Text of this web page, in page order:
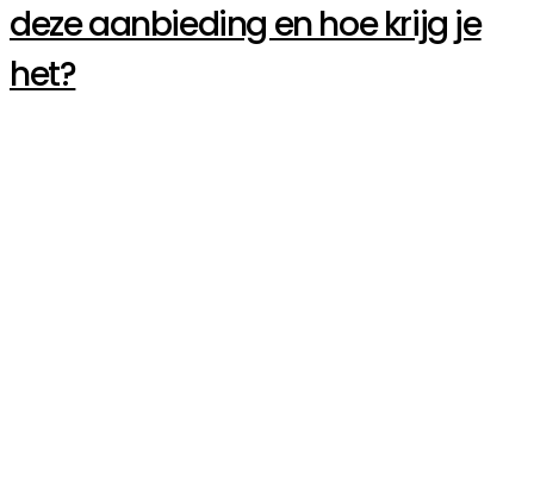
deze aanbieding en hoe krijg je
het?